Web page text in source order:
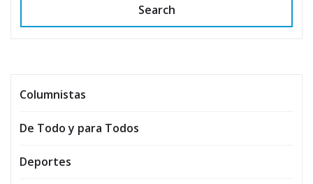
Search
Columnistas
De Todo y para Todos
Deportes